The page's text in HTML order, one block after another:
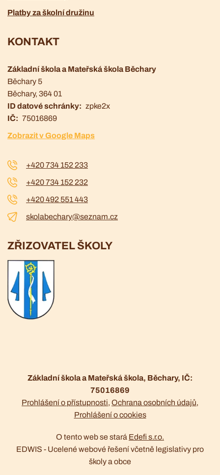
Platby za školní družinu
KONTAKT
Základní škola a Mateřská škola Běchary
Běchary 5
Běchary, 364 01
ID datové schránky
zpke2x
IČ
75016869
Zobrazit v Google Maps
+420 734 152 233
+420 734 152 232
+420 492 551 443
skolabechary@seznam.cz
ZŘIZOVATEL ŠKOLY
Základní škola a Mateřská škola, Běchary, IČ:
75016869
Prohlášení o přístupnosti Ochrana osobních údajů
Prohlášení o cookies
O tento web se stará Edefi s.r.o.
EDWIS - Ucelené webové řešení včetně legislativy pro
školy a obce